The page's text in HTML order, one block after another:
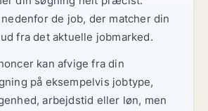
de job, der matcher din
fra det aktuelle jobmarked.
kan afvige fra din
på eksempelvis jobtype,
arbejdstid eller løn, men